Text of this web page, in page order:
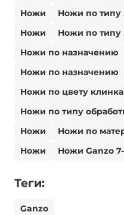
Ножи
Ножи по типу
Ножи
Ножи по типу
Ножи по назначению
Ножи по назначению
Ножи по цвету клинка
Ножи по типу
Ножи
Ножи по
Ножи
Ножи Ganzo
Теги:
Ganzo